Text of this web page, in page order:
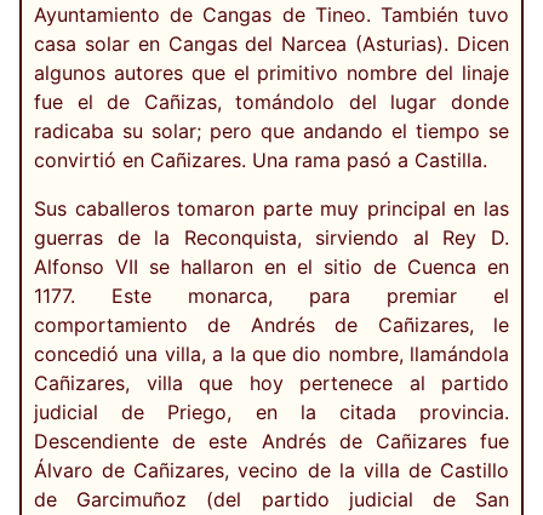
Ayuntamiento de Cangas de Tineo. También tuvo
casa solar en Cangas del Narcea (Asturias). Dicen
algunos autores que el primitivo nombre del linaje
fue el de Cañizas, tomándolo del lugar donde
radicaba su solar; pero que andando el tiempo se
convirtió en Cañizares. Una rama pasó a Castilla.
Sus caballeros tomaron parte muy principal en las
guerras de la Reconquista, sirviendo al Rey D.
Alfonso VII se hallaron en el sitio de Cuenca en
1177. Este monarca, para premiar el
comportamiento de Andrés de Cañizares, le
concedió una villa, a la que dio nombre, llamándola
Cañizares, villa que hoy pertenece al partido
judicial de Priego, en la citada provincia.
Descendiente de este Andrés de Cañizares fue
Álvaro de Cañizares, vecino de la villa de Castillo
de Garcimuñoz (del partido judicial de San